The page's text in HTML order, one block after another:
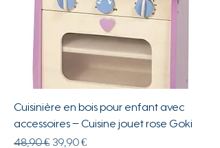
Cuisinière en bois pour enfant avec
accessoires – Cuisine jouet rose Goki
Prix original
48,90 € Prix promotionnel
39,90 €